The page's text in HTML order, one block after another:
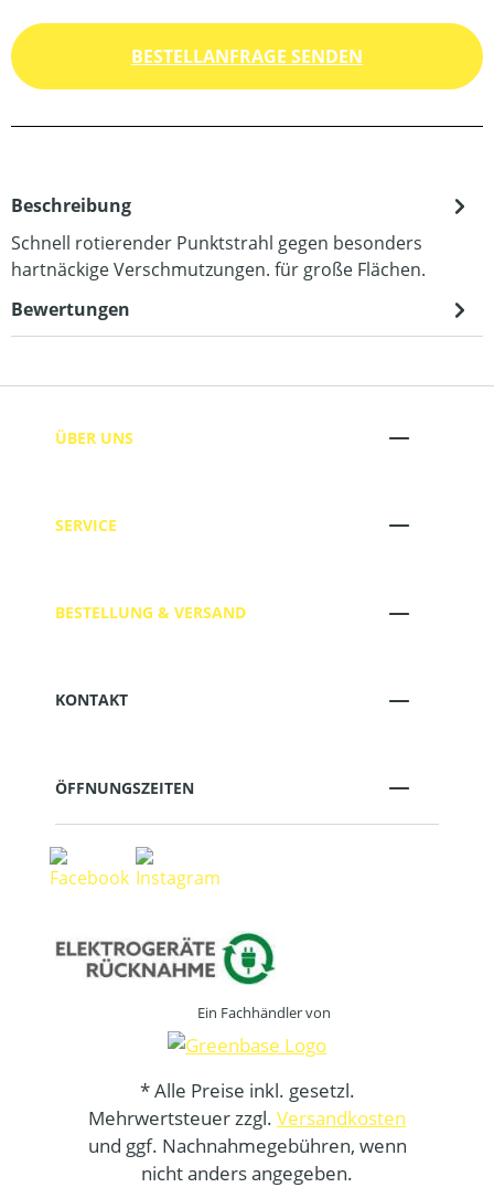
BESTELLANFRAGE SENDEN
Beschreibung
Schnell rotierender Punktstrahl gegen besonders
hartnäckige Verschmutzungen. für große Flächen.
Bewertungen
ÜBER UNS
SERVICE
BESTELLUNG & VERSAND
KONTAKT
ÖFFNUNGSZEITEN
Ein Fachhändler von
* Alle Preise inkl. gesetzl.
Mehrwertsteuer zzgl. Versandkosten
und ggf. Nachnahmegebühren, wenn
nicht anders angegeben.